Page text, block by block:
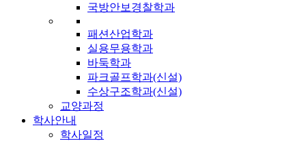
국방안보경찰학과
패션산업학과
실용무용학과
바둑학과
파크골프학과(신설)
수상구조학과(신설)
교양과정
학사안내
학사일정